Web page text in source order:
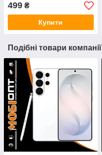
499 ₴
Купити
Подібні товари компанії